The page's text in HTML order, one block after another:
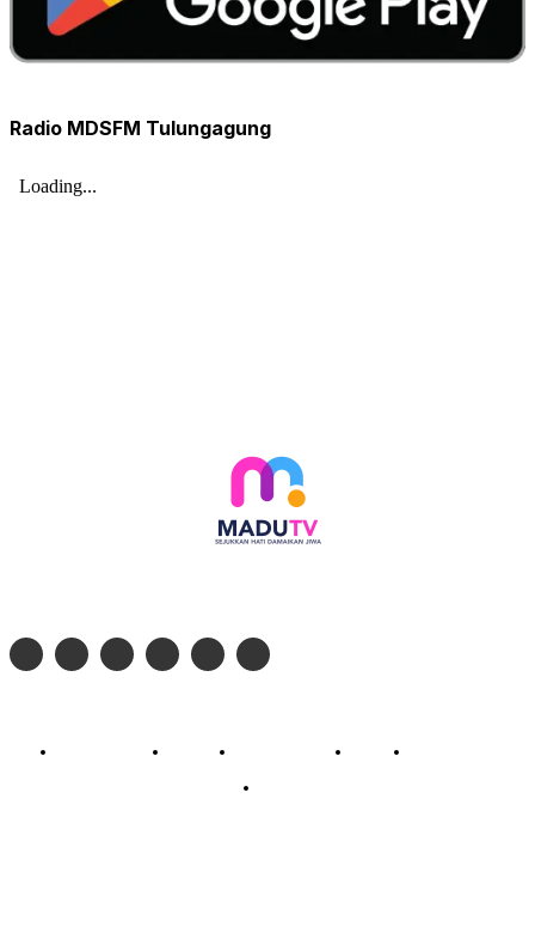
Radio MDSFM Tulungagung
Profil Madu TV Redaksi Pedoman Siber Kontak